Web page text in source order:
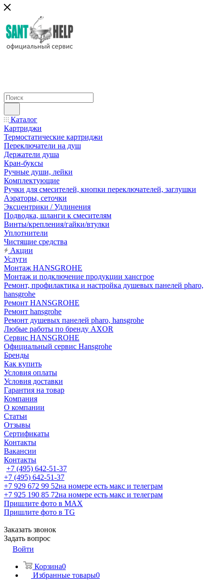
Каталог
Картриджи
Термостатические картриджи
Переключатели на душ
Держатели душа
Кран-буксы
Ручные души, лейки
Комплектующие
Ручки для смесителей, кнопки переключателей, заглушки
Аэраторы, сеточки
Эксцентрики / Удлинения
Подводка, шланги к смесителям
Винты/крепления/гайки/втулки
Уплотнители
Чистящие средства
Акции
Услуги
Монтаж HANSGROHE
Монтаж и подключение продукции хансгрое
Ремонт, профилактика и настройка душевых панелей pharo,
hansgrohe
Ремонт HANSGROHE
Ремонт hansgrohe
Ремонт душевых панелей pharo, hansgrohe
Любые работы по бренду AXOR
Сервис HANSGROHE
Официальный сервис Hansgrohe
Бренды
Как купить
Условия оплаты
Условия доставки
Гарантия на товар
Компания
О компании
Статьи
Отзывы
Сертификаты
Контакты
Вакансии
Контакты
+7 (495) 642-51-37
+7 (495) 642-51-37
+7 929 672 99 52на номере есть макс и телеграм
+7 925 190 85 72на номере есть макс и телеграм
Пришлите фото в MAX
Пришлите фото в TG
Заказать звонок
Задать вопрос
Войти
Корзина0
Избранные товары0